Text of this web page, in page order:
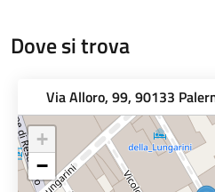
Dove si trova
Via Alloro, 99, 90133
+
−